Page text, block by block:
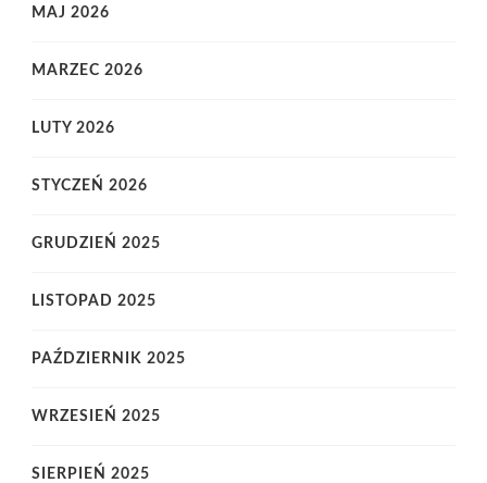
MAJ 2026
MARZEC 2026
LUTY 2026
STYCZEŃ 2026
GRUDZIEŃ 2025
LISTOPAD 2025
PAŹDZIERNIK 2025
WRZESIEŃ 2025
SIERPIEŃ 2025